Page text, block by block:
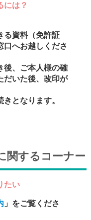
には？
る資料（免許証
口へお越しくださ
後、ご本人様の確
だいた後、改印が
となります。
関するコーナー
たい
」をご覧くださ